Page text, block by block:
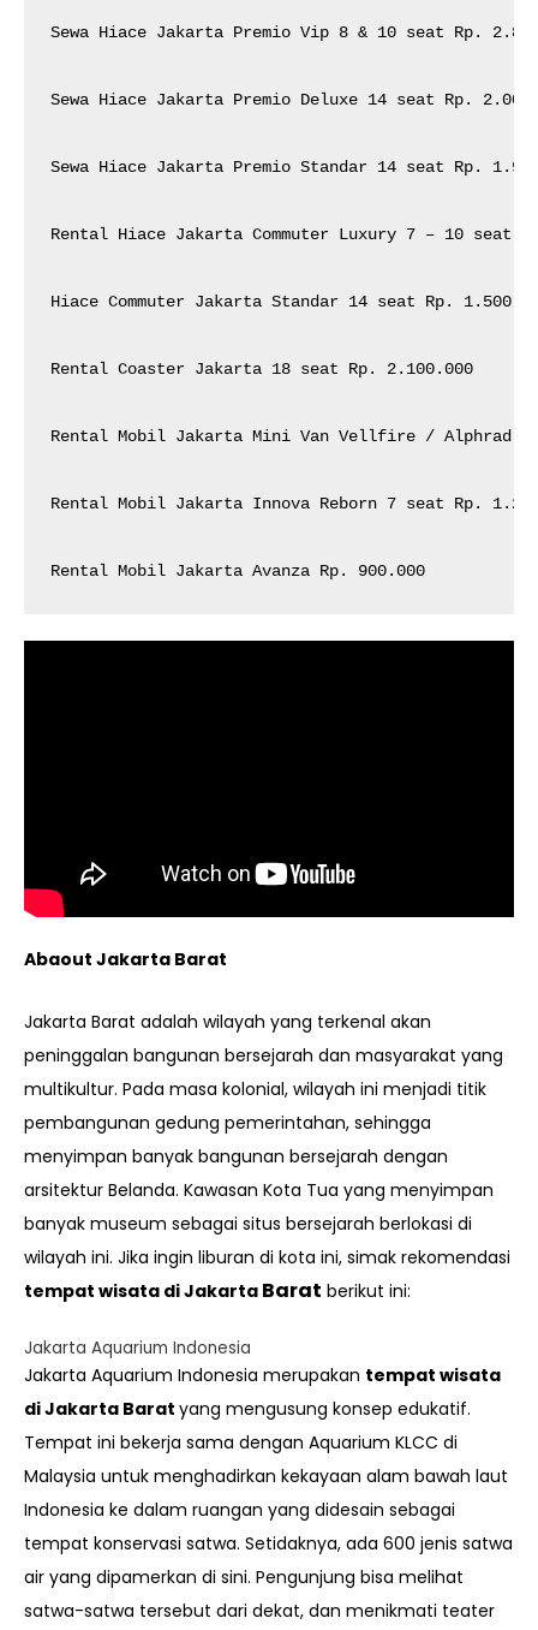
Sewa Hiace Jakarta Premio Vip 8 & 10 seat Rp.
Sewa Hiace Jakarta Premio Deluxe 14 seat Rp.
Sewa Hiace Jakarta Premio Standar 14 seat Rp.
Rental Hiace Jakarta Commuter Luxury 7 – 10 seat
Hiace Commuter Jakarta Standar 14 seat Rp.
Rental Coaster Jakarta 18 seat Rp. 2.100.000
Rental Mobil Jakarta Mini Van Vellfire / Alphrad 5
Rental Mobil Jakarta Innova Reborn 7 seat Rp.
Rental Mobil Jakarta Avanza Rp. 900.000
Abaout Jakarta Barat
Jakarta Barat adalah wilayah yang terkenal akan
peninggalan bangunan bersejarah dan masyarakat yang
multikultur. Pada masa kolonial, wilayah ini menjadi titik
pembangunan gedung pemerintahan, sehingga
menyimpan banyak bangunan bersejarah dengan
arsitektur Belanda. Kawasan Kota Tua yang menyimpan
banyak museum sebagai situs bersejarah berlokasi di
wilayah ini. Jika ingin liburan di kota ini, simak rekomendasi
tempat wisata di Jakarta Barat berikut ini:
Jakarta Aquarium Indonesia
Jakarta Aquarium Indonesia merupakan tempat wisata
di Jakarta Barat yang mengusung konsep edukatif.
Tempat ini bekerja sama dengan Aquarium KLCC di
Malaysia untuk menghadirkan kekayaan alam bawah laut
Indonesia ke dalam ruangan yang didesain sebagai
tempat konservasi satwa. Setidaknya, ada 600 jenis satwa
air yang dipamerkan di sini. Pengunjung bisa melihat
satwa-satwa tersebut dari dekat, dan menikmati teater